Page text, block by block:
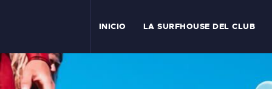
INICIO LA SURFHOUSE DEL CLUB